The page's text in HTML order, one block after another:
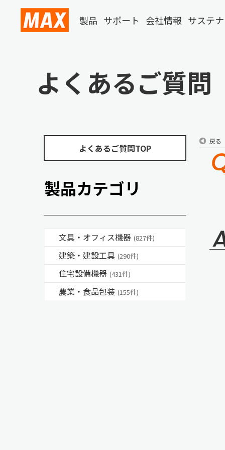
製品 サポート 会社情報 サステ
よくあるご質問
よくあるご質問TOP
製品カテゴリ
文具・オフィス機器 (827件)
建築・建設工具 (290件)
住宅設備機器 (431件)
農業・食品包装 (155件)
戻る